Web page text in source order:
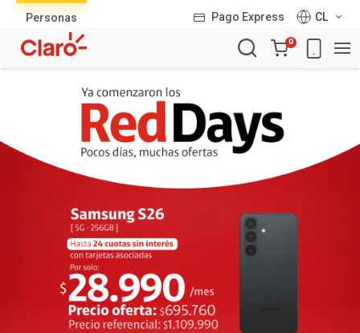
Personas Pago Express
CL
Carro
de
0
productos